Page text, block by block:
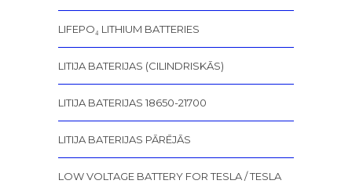
LIFEPO₄ LITHIUM BATTERIES
LITIJA BATERIJAS (CILINDRISKĀS)
LITIJA BATERIJAS 18650-21700
LITIJA BATERIJAS PĀRĒJĀS
LOW VOLTAGE BATTERY FOR TESLA / TESLA